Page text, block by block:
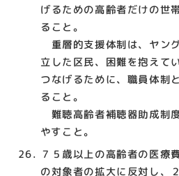
げるための高齢者だけの世
ること。
重層的支援体制は、ヤン
立した区民、困難を抱えて
つなげるために、職員体制
ること。
難聴高齢者補聴器助成制
やすこと。
７５歳以上の高齢者の医療
の対象者の拡大に反対し、